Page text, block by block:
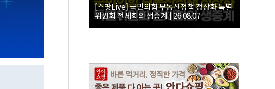
[스팟Live] 국민의힘 부동산정책 정상화 특별
위원회 전체회의 생중계 | 26.08.07